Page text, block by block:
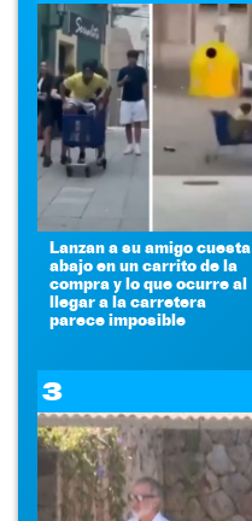
Lanzan a su amigo cuesta
abajo en un carrito de la
compra y lo que ocurre al
llegar a la carretera
parece imposible
3